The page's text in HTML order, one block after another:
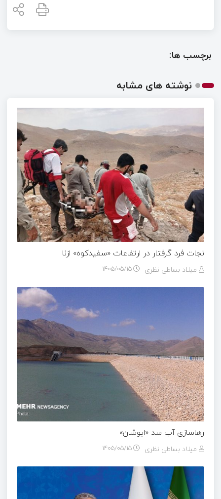
برچسب ها:
نوشته های مشابه
نجات فرد گرفتار در ارتفاعات «سفیدکوه» ازنا
میلاد بساطی نظری ۱۴۰۵/۰۵/۱۵
رهاسازی آب سد «ایوشان»
میلاد بساطی نظری ۱۴۰۵/۰۵/۱۵